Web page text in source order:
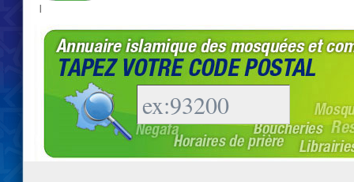
|